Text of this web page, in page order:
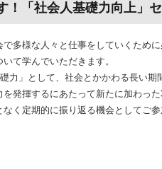
！「社会人基礎力向上」
多様な人々と仕事をしていくため
て学んでいただきます。
力」として、社会とかかわる長い
発揮するにあたって新たに加わっ
く定期的に振り返る機会としてご